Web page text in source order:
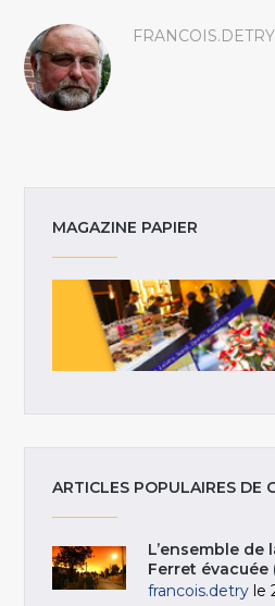
FRANCOIS.DETRY
MAGAZINE PAPIER
ARTICLES POPULAIRES DE
L’ensemble de
Ferret évacuée
francois.detry le